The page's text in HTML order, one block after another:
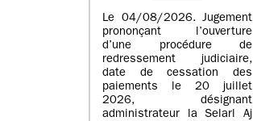
Le 04/08/2026. Jugement
prononçant l’ouverture
d’une procédure de
redressement judiciaire,
date de cessation des
paiements le 20 juillet
2026, désignant
administrateur la Selarl Aj